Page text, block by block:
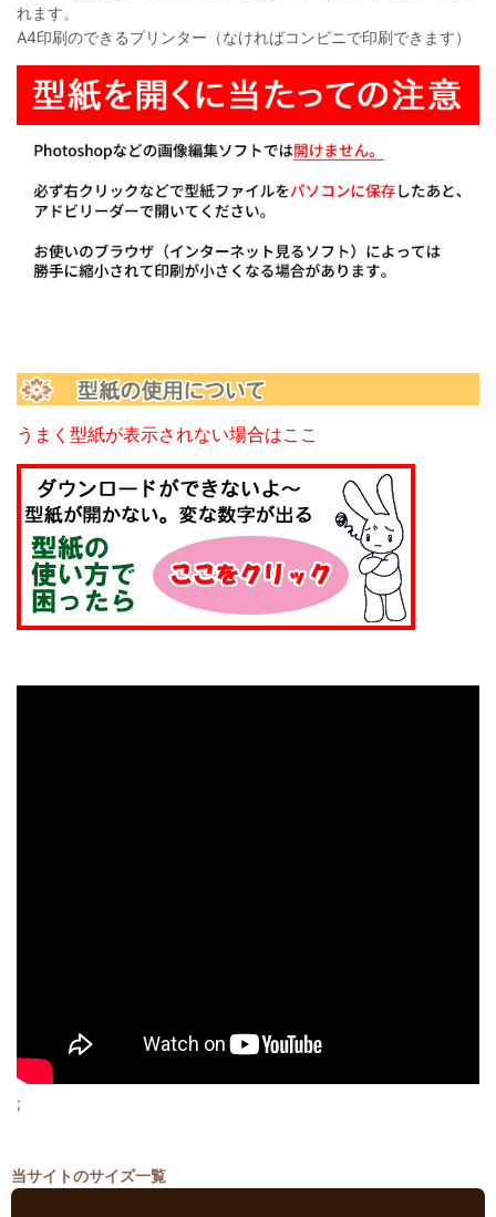
れます。
A4印刷のできるプリンター（なければコンビニで印刷できます）
うまく型紙が表示されない場合はここ
;
当サイトのサイズ一覧